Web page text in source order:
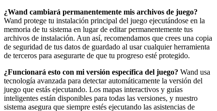
¿Wand cambiará permanentemente mis archivos de juego?
Wand protege tu instalación principal del juego ejecutándose en la
memoria de tu sistema en lugar de editar permanentemente tus
archivos de instalación. Aun así, recomendamos que crees una copia
de seguridad de tus datos de guardado al usar cualquier herramienta
de terceros para asegurarte de que tu progreso esté protegido.
¿Funcionará esto con mi versión específica del juego? Wand usa
tecnología avanzada para detectar automáticamente la versión del
juego que estás ejecutando. Los mapas interactivos y guías
inteligentes están disponibles para todas las versiones, y nuestro
sistema asegura que siempre estés ejecutando las asistencias de